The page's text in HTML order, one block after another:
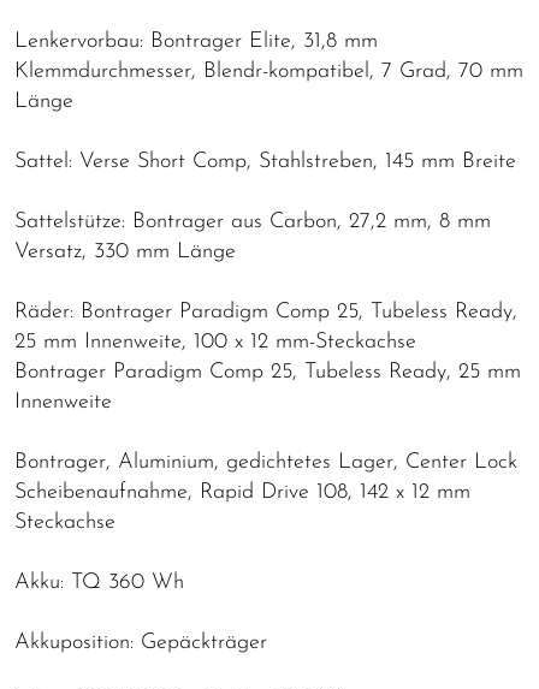
Lenkervorbau: Bontrager Elite, 31,8 mm
Klemmdurchmesser, Blendr-kompatibel, 7 Grad, 70 mm
Länge
Sattel: Verse Short Comp, Stahlstreben, 145 mm Breite
Sattelstütze: Bontrager aus Carbon, 27,2 mm, 8 mm
Versatz, 330 mm Länge
Räder: Bontrager Paradigm Comp 25, Tubeless Ready,
25 mm Innenweite, 100 x 12 mm-Steckachse
Bontrager Paradigm Comp 25, Tubeless Ready, 25 mm
Innenweite
Bontrager, Aluminium, gedichtetes Lager, Center Lock
Scheibenaufnahme, Rapid Drive 108, 142 x 12 mm
Steckachse
Akku: TQ 360 Wh
Akkuposition: Gepäckträger